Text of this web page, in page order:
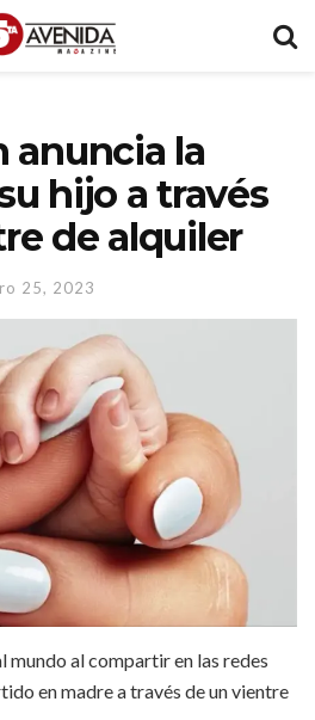
anuncia la
hijo a través
de alquiler
25, 2023
al compartir en las redes
en madre a través de un vientre